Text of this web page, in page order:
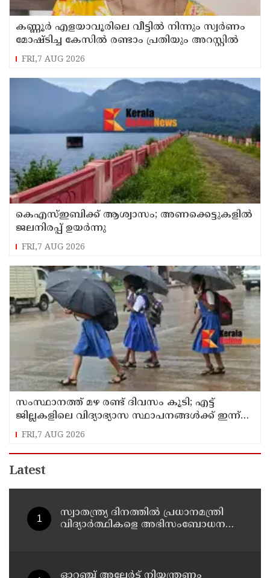
കണ്ണൂർ എളയാവൂരിലെ വീട്ടിൽ നിന്നും സ്വർണം
മോഷ്ടിച്ച കേസിൽ രണ്ടാം പ്രതിയും അറസ്റ്റിൽ
FRI,7 AUG 2026
കെഎസ്ഇബിക്ക് ആശ്വാസം; അണക്കെട്ടുകളില്‍
ജലനിരപ്പ് ഉയര്‍ന്നു
FRI,7 AUG 2026
സംസ്ഥാനത്ത് മഴ രണ്ട് ദിവസം കൂടി; എട്ട്
ജില്ലകളിലെ വിദ്യാഭ്യാസ സ്ഥാപനങ്ങള്‍ക്ക് ഇന്ന്
അവധി
FRI,7 AUG 2026
Latest
സ്വാതന്ത്ര്യ ദിനത്തില്‍ പ്രധാനമന്ത്രി
വിദ്യാര്‍ത്ഥികളെ അഭിസംബോധന